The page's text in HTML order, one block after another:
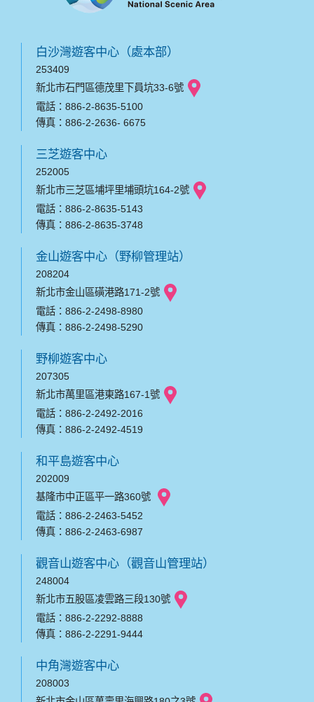
白沙灣遊客中心（處本部）
253409
新北市石門區德茂里下員坑33-6號
電話：886-2-8635-5100
傳真：886-2-2636- 6675
三芝遊客中心
252005
新北市三芝區埔坪里埔頭坑164-2號
電話：886-2-8635-5143
傳真：886-2-8635-3748
金山遊客中心（野柳管理站）
208204
新北市金山區磺港路171-2號
電話：886-2-2498-8980
傳真：886-2-2498-5290
野柳遊客中心
207305
新北市萬里區港東路167-1號
電話：886-2-2492-2016
傳真：886-2-2492-4519
和平島遊客中心
202009
基隆市中正區平一路360號
電話：886-2-2463-5452
傳真：886-2-2463-6987
觀音山遊客中心（觀音山管理站）
248004
新北市五股區凌雲路三段130號
電話：886-2-2292-8888
傳真：886-2-2291-9444
中角灣遊客中心
208003